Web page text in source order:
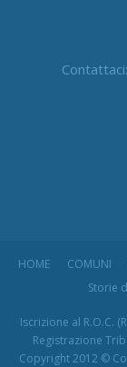
Contattaci:
HOME COMUNI
Storie
Iscrizione al R.O.C.
Registrazione
Copyright 2012 ©